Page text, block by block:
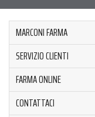
MARCONI FARMA
SERVIZIO CLIENTI
FARMA ONLINE
CONTATTACI